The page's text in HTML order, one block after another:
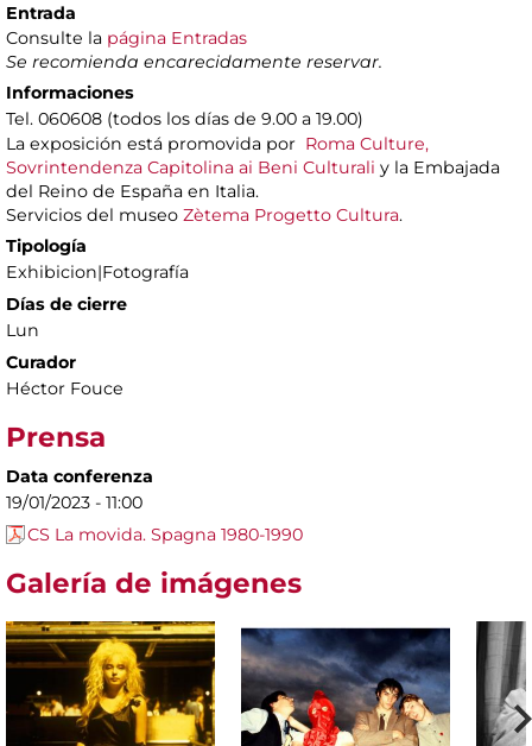
Entrada
Consulte la página Entradas
Se recomienda encarecidamente reservar.
Informaciones
Tel. 060608 (todos los días de 9.00 a 19.00)
La exposición está promovida por Roma Culture,
Sovrintendenza Capitolina ai Beni Culturali y la Embajada
del Reino de España en Italia.
Servicios del museo Zètema Progetto Cultura.
Tipología
Exhibicion|Fotografía
Días de cierre
Lun
Curador
Héctor Fouce
Prensa
Data conferenza
19/01/2023 - 11:00
CS La movida. Spagna 1980-1990
Galería de imágenes